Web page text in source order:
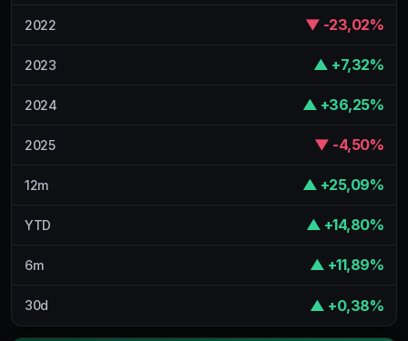
2022 ▼ -23,02%
2023 ▲ +7,32%
2024 ▲ +36,25%
2025 ▼ -4,50%
12m ▲ +25,09%
YTD ▲ +14,80%
6m ▲ +11,89%
30d ▲ +0,38%